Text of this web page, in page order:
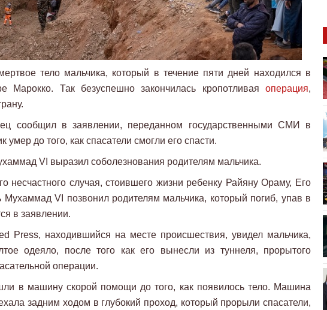
тело мальчика, который в течение пяти дней находился в
Марокко. Так безуспешно закончилась кропотливая операция,
сообщил в заявлении, переданном государственными СМИ в
умер до того, как спасатели смогли его спасти.
VI выразил соболезнования родителям мальчика.
несчастного случая, стоившего жизни ребенку Райяну Ораму, Его
Мухаммад VI позвонил родителям мальчика, который погиб, упав в
в заявлении.
Press, находившийся на месте происшествия, увидел мальчика,
одеяло, после того как его вынесли из туннеля, прорытого
операции.
в машину скорой помощи до того, как появилось тело. Машина
задним ходом в глубокий проход, который прорыли спасатели,